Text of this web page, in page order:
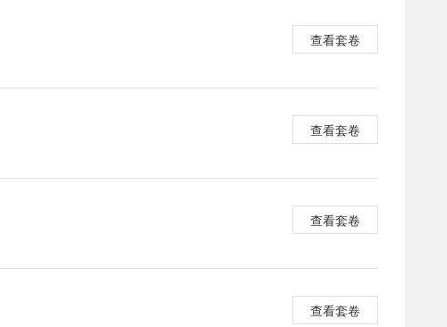
查看套卷
查看套卷
查看套卷
查看套卷